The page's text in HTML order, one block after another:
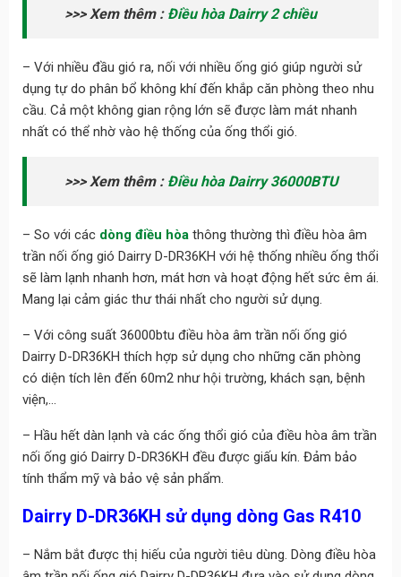
>>> Xem thêm : Điều hòa Dairry 2 chiều
– Với nhiều đầu gió ra, nối với nhiều ống gió giúp người sử
dụng tự do phân bổ không khí đến khắp căn phòng theo nhu
cầu. Cả một không gian rộng lớn sẽ được làm mát nhanh
nhất có thể nhờ vào hệ thống của ống thổi gió.
>>> Xem thêm : Điều hòa Dairry 36000BTU
– So với các dòng điều hòathông thường thì điều hòa âm
trần nối ống gió Dairry D-DR36KH với hệ thống nhiều ống thổi
sẽ làm lạnh nhanh hơn, mát hơn và hoạt động hết sức êm ái.
Mang lại cảm giác thư thái nhất cho người sử dụng.
– Với công suất 36000btu điều hòa âm trần nối ống gió
Dairry D-DR36KH thích hợp sử dụng cho những căn phòng
có diện tích lên đến 60m2 như hội trường, khách sạn, bệnh
viện,…
– Hầu hết dàn lạnh và các ống thổi gió của điều hòa âm trần
nối ống gió Dairry D-DR36KH đều được giấu kín. Đảm bảo
tính thẩm mỹ và bảo vệ sản phẩm.
Dairry D-DR36KH sử dụng dòng Gas R410
– Nắm bắt được thị hiếu của người tiêu dùng. Dòng điều hòa